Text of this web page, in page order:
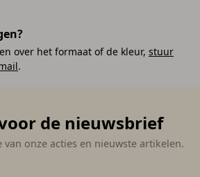
over het formaat of de kleur, stuur
.
de nieuwsbrief
onze acties en nieuwste artikelen.